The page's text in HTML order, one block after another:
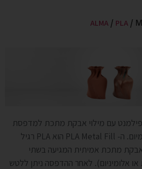
ALMA / PLA /
ALMA PLA Metal Fill פילמנט עם מילוי אבקת מתכת למדפסת
תלת מימד באיכות פרימיום. ה- PLA Metal Fill הוא PLA רגיל
אבקת מתכת אמיתית המגיעה בשתי
אלומיניום). לאחר ההדפסה ניתן ללטש